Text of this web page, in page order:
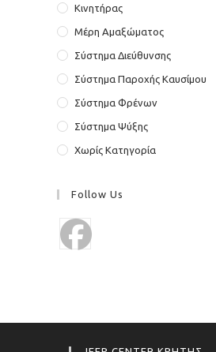
Κινητήρας
Μέρη Αμαξώματος
Σύστημα Διεύθυνσης
Σύστημα Παροχής Καυσίμου
Σύστημα Φρένων
Σύστημα Ψύξης
Χωρίς Κατηγορία
Follow Us